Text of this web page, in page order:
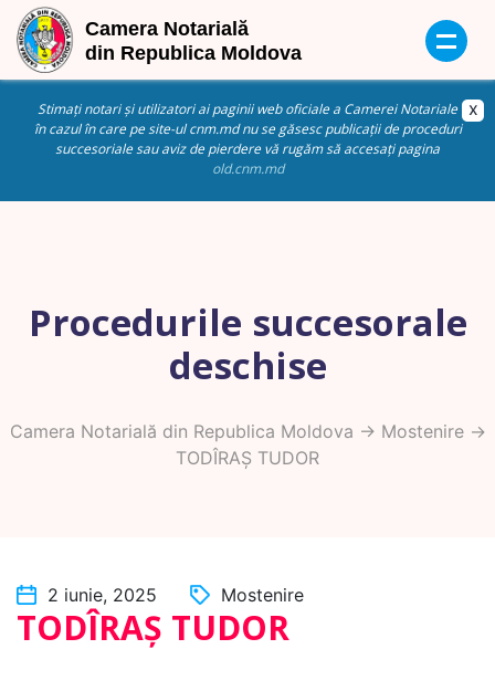
Stimați notari și utilizatori ai paginii web oficiale a Camerei Notariale
în cazul în care pe site-ul cnm.md nu se găsesc publicații de proceduri
succesoriale sau aviz de pierdere vă rugăm să accesați pagina
old.cnm.md
Procedurile succesorale
deschise
Camera Notarială din Republica Moldova -> Mostenire->
TODÎRAȘ TUDOR
2 iunie, 2025 Mostenire
TODÎRAȘ TUDOR